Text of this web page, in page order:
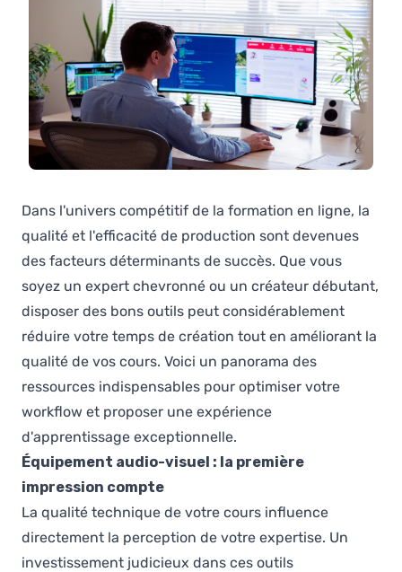
Dans l'univers compétitif de la formation en ligne, la
qualité et l'efficacité de production sont devenues
des facteurs déterminants de succès. Que vous
soyez un expert chevronné ou un créateur débutant,
disposer des bons outils peut considérablement
réduire votre temps de création tout en améliorant la
qualité de vos cours. Voici un panorama des
ressources indispensables pour optimiser votre
workflow et proposer une expérience
d'apprentissage exceptionnelle.
Équipement audio-visuel : la première
impression compte
La qualité technique de votre cours influence
directement la perception de votre expertise. Un
investissement judicieux dans ces outils